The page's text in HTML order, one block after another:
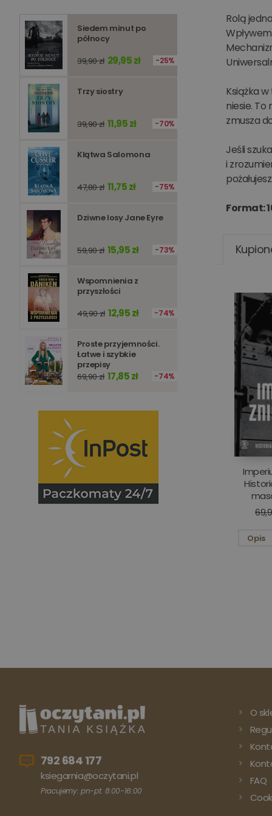
Siedem minut po
północy
39,90 zł 29,95 zł 25%
Trzy siostry
39,90 zł 11,95 zł 70%
Klątwa Salomona
47,80 zł 11,75 zł 75%
Dziwne losy Jane Eyre
59,90 zł 15,95 zł 73%
Wspomnienia z
przyszłości
49,90 zł 12,95 zł 74%
Proste przyjemności.
Łatwe i szybkie
przepisy
69,90 zł 17,85 zł 74%
Rolą
Książka
niesie.
zmusza
Jeśli
i
Format:
Opis
792 684 177
ksiegarnia@oczytani.pl
Pracujemy: pn-pt: 8:00-16:00
O
FAQ
Niezbędne pliki
zarządzanie
Nazwa
kqs_koszyk
kqs_panel
kqs_token
_ga_Q25NFDH6D8
Polityce